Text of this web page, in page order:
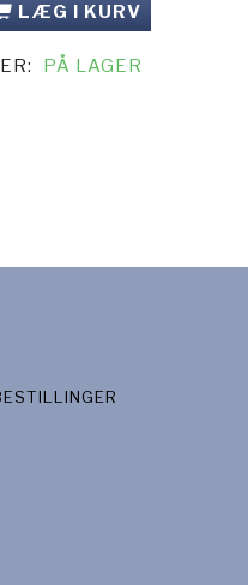
LÆG I KURV
PÅ LAGER